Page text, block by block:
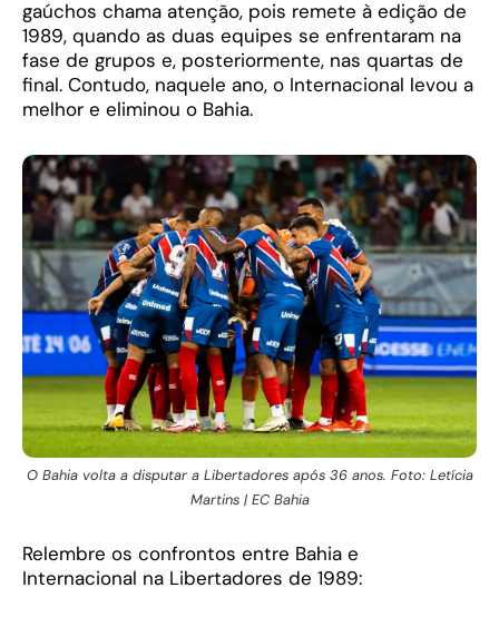
gaúchos chama atenção, pois remete à edição de
1989, quando as duas equipes se enfrentaram na
fase de grupos e, posteriormente, nas quartas de
final. Contudo, naquele ano, o Internacional levou a
melhor e eliminou o Bahia.
O Bahia volta a disputar a Libertadores após 36 anos. Foto: Letícia
Martins | EC Bahia
Relembre os confrontos entre Bahia e
Internacional na Libertadores de 1989: